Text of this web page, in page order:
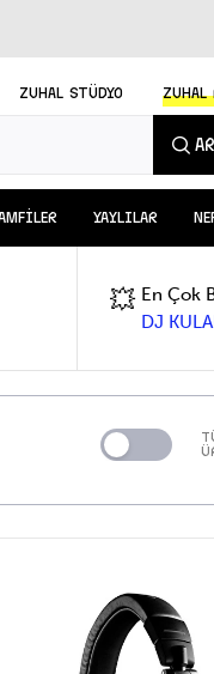
ZUHAL STÜDYO ZUHAL
YAYLILAR
💥 En Çok
DJ